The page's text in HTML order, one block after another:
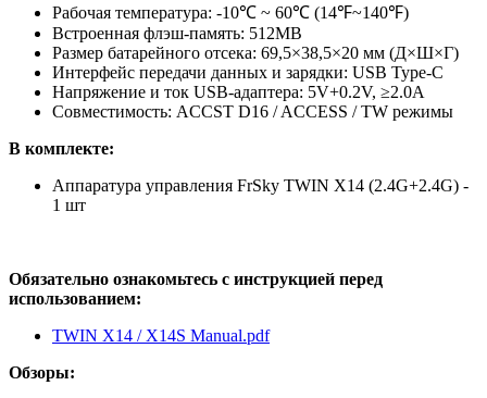
Рабочая температура: -10℃ ~ 60℃ (14℉~140℉)
Встроенная флэш-память: 512MB
Размер батарейного отсека: 69,5×38,5×20 мм (Д×Ш×Г)
Интерфейс передачи данных и зарядки: USB Type-C
Напряжение и ток USB-адаптера: 5V+0.2V, ≥2.0A
Совместимость: ACCST D16 / ACCESS / TW режимы
В комплекте:
Аппаратура управления FrSky TWIN X14 (2.4G+2.4G) -
1 шт
Обязательно ознакомьтесь с инструкцией перед
использованием:
TWIN X14 / X14S Manual.pdf
Обзоры: